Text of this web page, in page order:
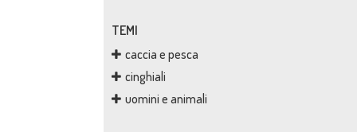
TEMI
caccia e pesca
cinghiali
uomini e animali